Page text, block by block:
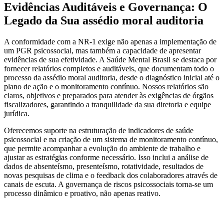
Evidências Auditáveis e Governança: O
Legado da Sua assédio moral auditoria
A conformidade com a NR-1 exige não apenas a implementação de
um PGR psicossocial, mas também a capacidade de apresentar
evidências de sua efetividade. A Saúde Mental Brasil se destaca por
fornecer relatórios completos e auditáveis, que documentam todo o
processo da assédio moral auditoria, desde o diagnóstico inicial até o
plano de ação e o monitoramento contínuo. Nossos relatórios são
claros, objetivos e preparados para atender às exigências de órgãos
fiscalizadores, garantindo a tranquilidade da sua diretoria e equipe
jurídica.
Oferecemos suporte na estruturação de indicadores de saúde
psicossocial e na criação de um sistema de monitoramento contínuo,
que permite acompanhar a evolução do ambiente de trabalho e
ajustar as estratégias conforme necessário. Isso inclui a análise de
dados de absenteísmo, presenteísmo, rotatividade, resultados de
novas pesquisas de clima e o feedback dos colaboradores através de
canais de escuta. A governança de riscos psicossociais torna-se um
processo dinâmico e proativo, não apenas reativo.